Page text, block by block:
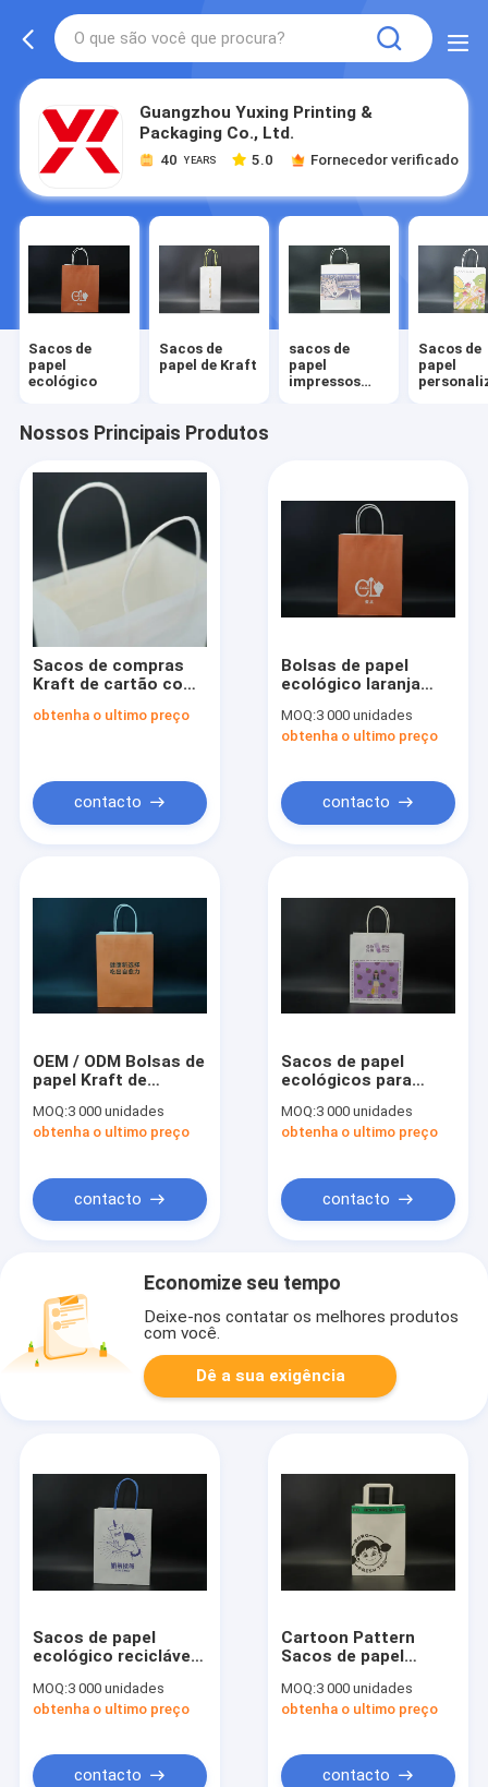
Guangzhou Yuxing Printing &
Packaging Co., Ltd.
40 YEARS 5.0 Fornecedor verificado
Sacos de
papel
ecológico
Sacos de
papel de Kraft
sacos de
papel
impressos
Sacos de
papel
Nossos Principais Produtos
Sacos de compras
Kraft de cartão com
médio
obtenha o ultimo preço
contacto
Bolsas de papel
ecológico laranja
alças de impressão
de placa sólida
MOQ:3 000 unidades
obtenha o ultimo preço
contacto
OEM / ODM Bolsas de
papel Kraft de
personalizadas
impressas com alças
MOQ:3 000 unidades
obtenha o ultimo preço
contacto
Sacos de papel
ecológicos para
bolsas de papel de
cartão branco Kraft
MOQ:3 000 unidades
obtenha o ultimo preço
contacto
Economize seu tempo
Deixe-nos contatar os melhores produtos
com você.
Dê a sua exigência
Sacos de papel
ecológico reciclável
Sacos de papel para
levar
MOQ:3 000 unidades
obtenha o ultimo preço
contacto
Cartoon Pattern
Sacos de papel
papel biodegradáveis
leves
MOQ:3 000 unidades
obtenha o ultimo preço
contacto